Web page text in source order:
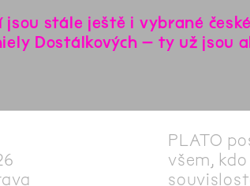
jsou stále ještě i vybrané
Dostálkových – ty už jsou
PLATO
všem,